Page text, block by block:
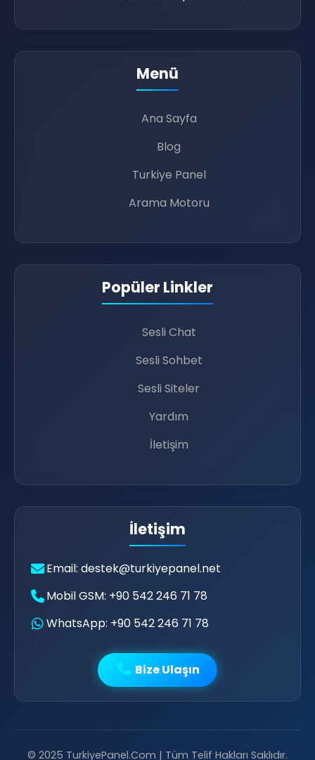
📶
💛
💭
🤷‍♂️
Menü
Ana Sayfa
Blog
Turkiye Panel
Arama Motoru
Popüler Linkler
Sesli Chat
Sesli Sohbet
Sesli Siteler
Yardım
İletişim
İletişim
Email: destek@turkiyepanel.net
Mobil GSM: +90 542 246 71 78
WhatsApp: +90 542 246 71 78
Bize Ulaşın
© 2025 TurkiyePanel.Com | Tüm Telif Hakları Saklıdır.